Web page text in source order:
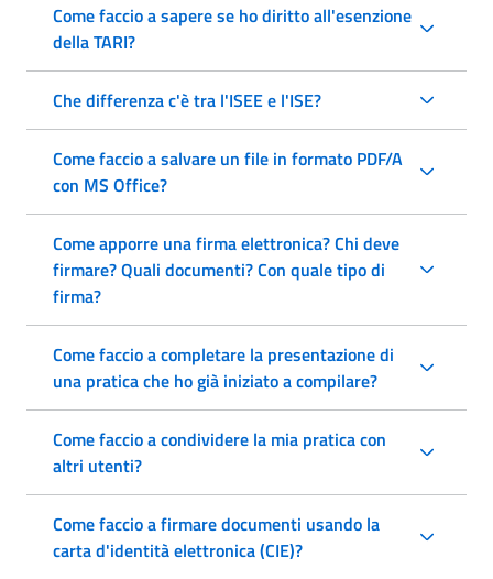
Come faccio a sapere se ho diritto all'esenzione
della TARI?
Che differenza c'è tra l'ISEE e l'ISE?
Come faccio a salvare un file in formato PDF/A
con MS Office?
Come apporre una firma elettronica? Chi deve
firmare? Quali documenti? Con quale tipo di
firma?
Come faccio a completare la presentazione di
una pratica che ho già iniziato a compilare?
Come faccio a condividere la mia pratica con
altri utenti?
Come faccio a firmare documenti usando la
carta d'identità elettronica (CIE)?